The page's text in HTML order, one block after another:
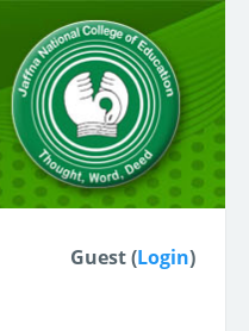
Guest (Login)